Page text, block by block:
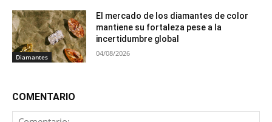
Diamantes
El mercado de los diamantes de color
mantiene su fortaleza pese a la
incertidumbre global
04/08/2026
COMENTARIO